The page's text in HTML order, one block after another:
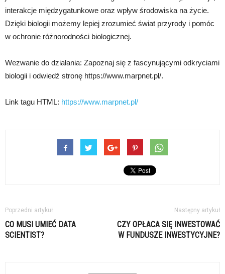
interakcje międzygatunkowe oraz wpływ środowiska na życie.
Dzięki biologii możemy lepiej zrozumieć świat przyrody i pomóc
w ochronie różnorodności biologicznej.
Wezwanie do działania: Zapoznaj się z fascynującymi odkryciami
biologii i odwiedź stronę https://www.marpnet.pl/.
Link tagu HTML: https://www.marpnet.pl/
Poprzedni artykuł
CO MUSI UMIEĆ DATA
SCIENTIST?
Następny artykuł
CZY OPŁACA SIĘ INWESTOWAĆ
W FUNDUSZE INWESTYCYJNE?